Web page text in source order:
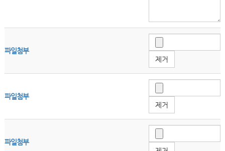
파일첨부
제거
파일첨부
제거
파일첨부